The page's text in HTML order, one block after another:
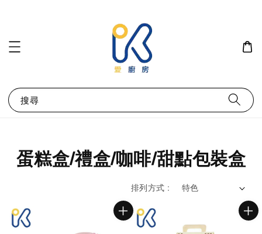
搜尋
蛋糕盒/禮盒/咖啡/甜點包裝盒
排列方式 :